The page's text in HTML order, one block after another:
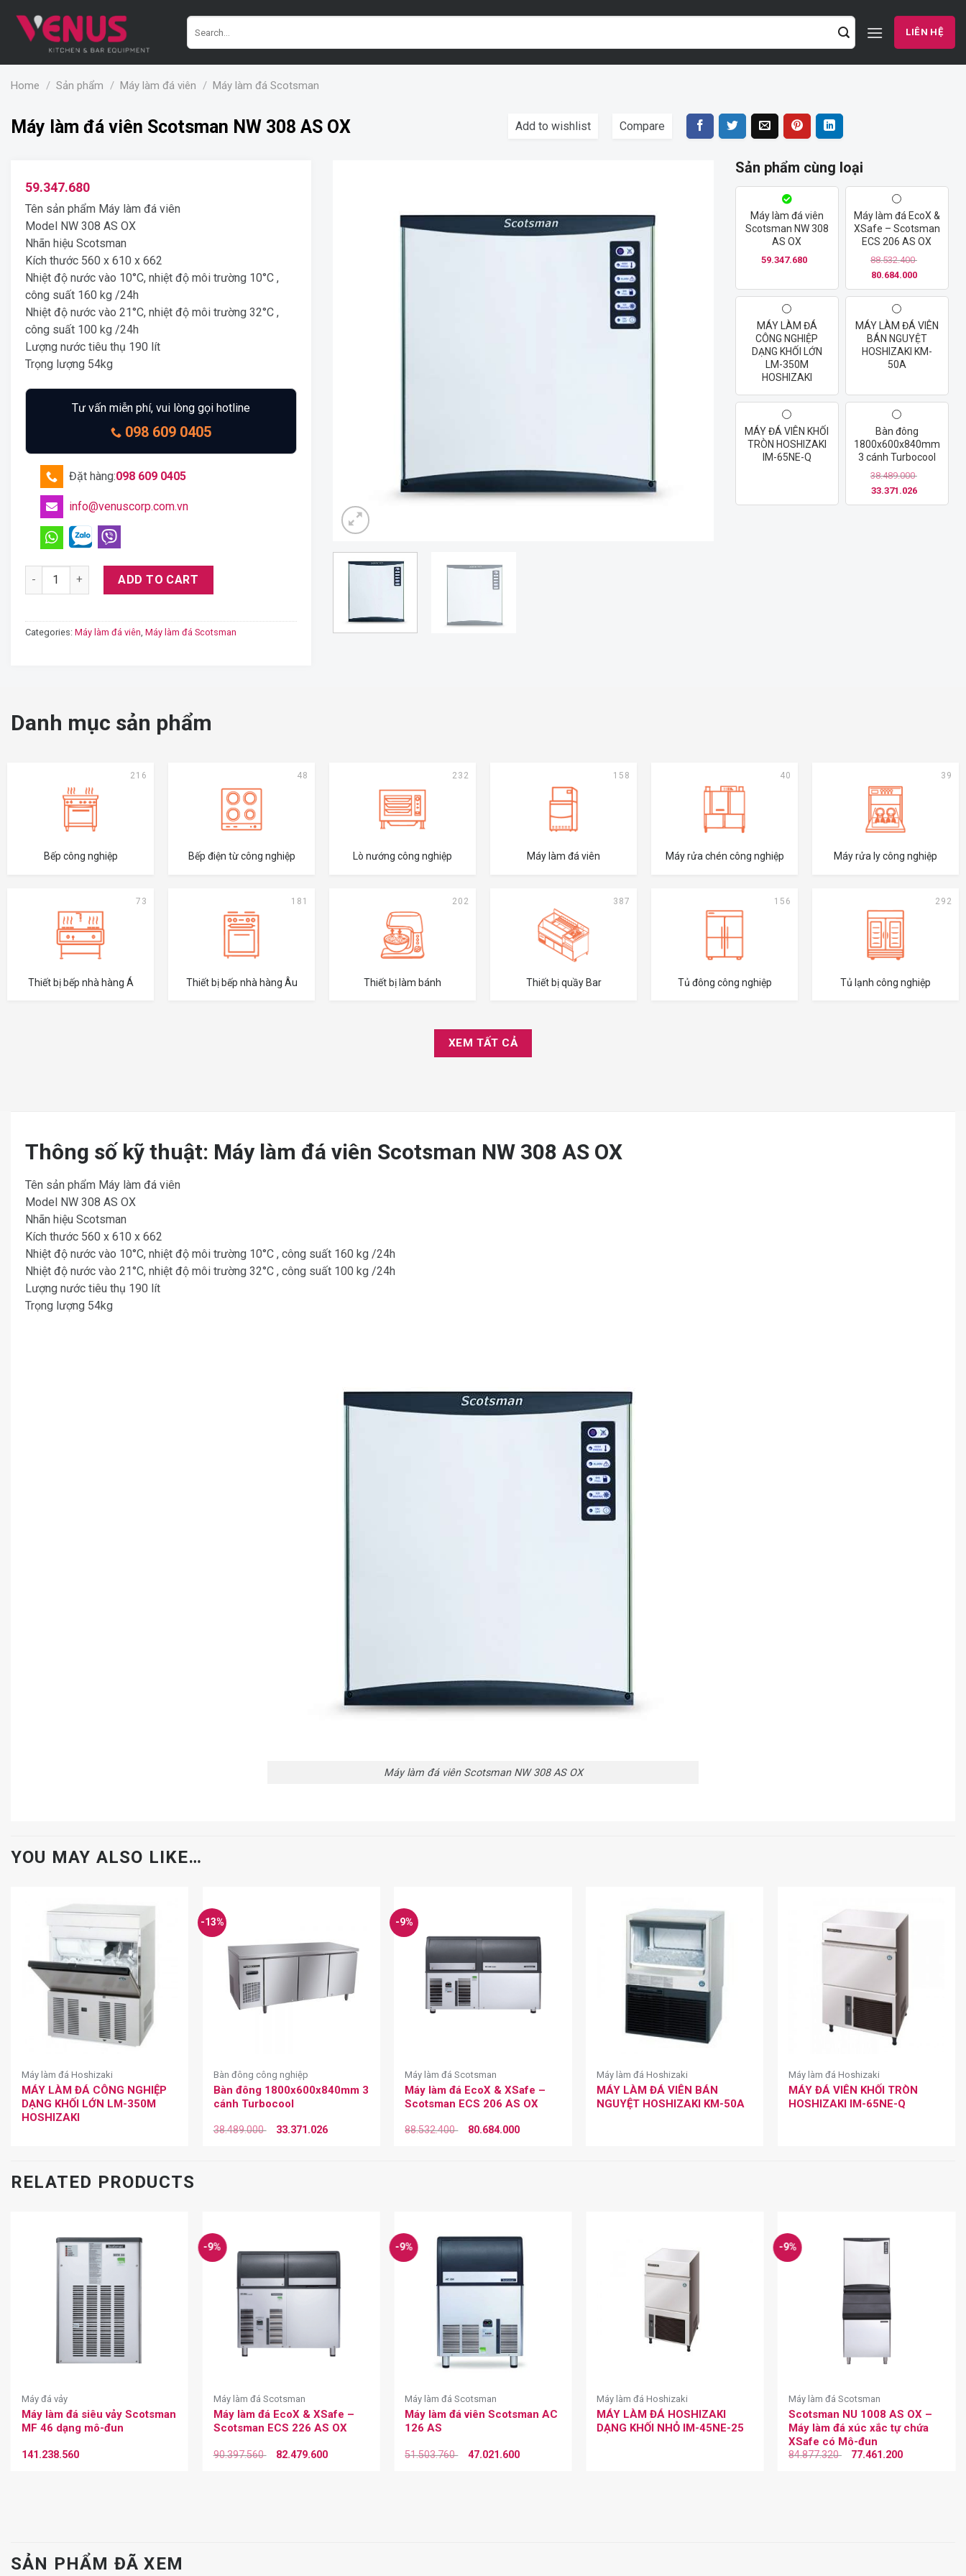
content
Search
for:
LIÊN HỆ
Home / Sản phẩm / Máy làm đá viên / Máy làm đá Scotsman
Máy làm đá viên Scotsman NW 308 AS OX Add to wishlist Compare
59.347.680
Tên sản phẩm Máy làm đá viên
Model NW 308 AS OX
Nhãn hiệu Scotsman
Kích thước 560 x 610 x 662
Nhiệt độ nước vào 10°C, nhiệt độ môi trường 10°C ,
công suất 160 kg /24h
Nhiệt độ nước vào 21°C, nhiệt độ môi trường 32°C ,
công suất 100 kg /24h
Lượng nước tiêu thụ 190 lít
Trọng lượng 54kg
Tư vấn miễn phí, vui lòng gọi hotline
098 609 0405
Đặt hàng:098 609 0405
info@venuscorp.com.vn
Máy làm đá viên Scotsman NW 308 AS OX quantity
ADD TO CART
Categories: Máy làm đá viên Máy làm đá Scotsman
Sản phẩm cùng loại
Máy làm đá viên
Scotsman NW 308
AS OX
59.347.680
Máy làm đá EcoX &
XSafe – Scotsman
ECS 206 AS OX
88.532.400
80.684.000
MÁY LÀM ĐÁ
CÔNG NGHIỆP
DẠNG KHỐI LỚN
LM-350M
HOSHIZAKI
MÁY LÀM ĐÁ VIÊN
BÁN NGUYỆT
HOSHIZAKI KM-
50A
MÁY ĐÁ VIÊN KHỐI
TRÒN HOSHIZAKI
IM-65NE-Q
Bàn đông
1800x600x840mm
3 cánh Turbocool
38.489.000
33.371.026
Danh mục sản phẩm
Bếp công nghiệp
216
Bếp điện từ công nghiệp
48
Lò nướng công nghiệp
232
Máy làm đá viên
158
Máy rửa chén công nghiệp
40
Máy rửa ly công nghiệp
39
Thiết bị bếp nhà hàng Á
73
Thiết bị bếp nhà hàng Âu
181
Thiết bị làm bánh
202
Thiết bị quầy Bar
387
Tủ đông công nghiệp
156
Tủ lạnh công nghiệp
292
XEM TẤT CẢ
Thông số kỹ thuật: Máy làm đá viên Scotsman NW 308 AS OX
Tên sản phẩm Máy làm đá viên
Model NW 308 AS OX
Nhãn hiệu Scotsman
Kích thước 560 x 610 x 662
Nhiệt độ nước vào 10°C, nhiệt độ môi trường 10°C , công suất 160 kg /24h
Nhiệt độ nước vào 21°C, nhiệt độ môi trường 32°C , công suất 100 kg /24h
Lượng nước tiêu thụ 190 lít
Trọng lượng 54kg
Máy làm đá viên Scotsman NW 308 AS OX
YOU MAY ALSO LIKE…
Máy làm đá Hoshizaki
MÁY LÀM ĐÁ CÔNG NGHIỆP
DẠNG KHỐI LỚN LM-350M
HOSHIZAKI
-13%
Bàn đông công nghiệp
Bàn đông 1800x600x840mm 3
cánh Turbocool
38.489.000 33.371.026
-9%
Máy làm đá Scotsman
Máy làm đá EcoX & XSafe –
Scotsman ECS 206 AS OX
88.532.400 80.684.000
Máy làm đá Hoshizaki
MÁY LÀM ĐÁ VIÊN BÁN
NGUYỆT HOSHIZAKI KM-50A
Máy làm đá Hoshizaki
MÁY ĐÁ VIÊN KHỐI TRÒN
HOSHIZAKI IM-65NE-Q
RELATED PRODUCTS
Máy đá vảy
Máy làm đá siêu vảy Scotsman
MF 46 dạng mô-đun
141.238.560
-9%
Máy làm đá Scotsman
Máy làm đá EcoX & XSafe –
Scotsman ECS 226 AS OX
90.397.560 82.479.600
-9%
Máy làm đá Scotsman
Máy làm đá viên Scotsman AC
126 AS
51.503.760 47.021.600
Máy làm đá Hoshizaki
MÁY LÀM ĐÁ HOSHIZAKI
DẠNG KHỐI NHỎ IM-45NE-25
-9%
Máy làm đá Scotsman
Scotsman NU 1008 AS OX –
Máy làm đá xúc xắc tự chứa
XSafe có Mô-đun
84.877.320 77.461.200
SẢN PHẨM ĐÃ XEM